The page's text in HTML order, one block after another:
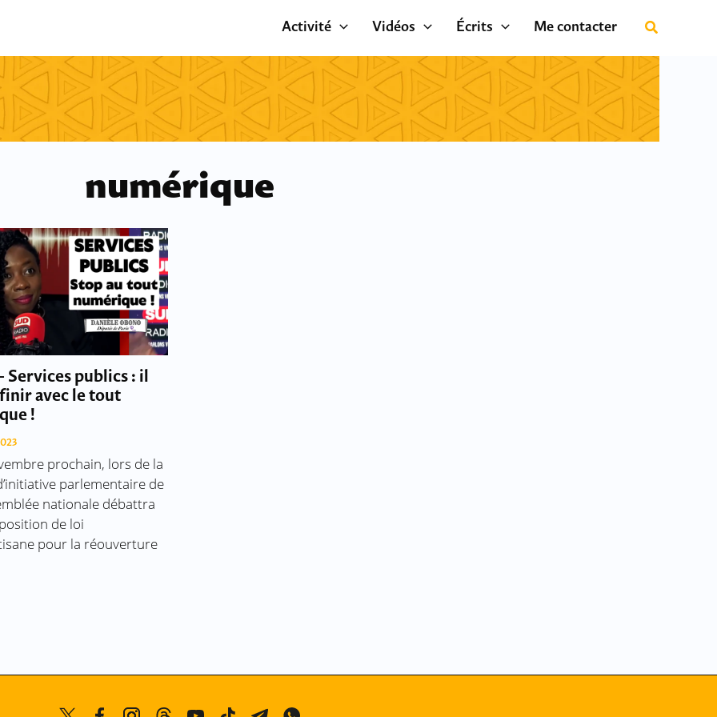
Activité Vidéos Écrits Me contacter
numérique
Services publics : il
avec le tout
!
prochain, lors de la
parlementaire de
nationale débattra
de loi
pour la réouverture